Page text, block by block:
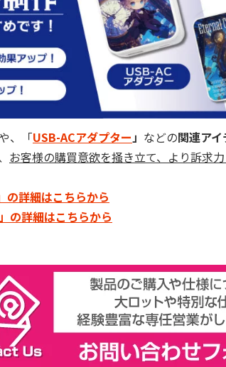
、「USB-ACアダプター 」 などの関連ア
お客様の購買意欲を掻き立て、より訴求
詳細はこちらから
の詳細はこちらから